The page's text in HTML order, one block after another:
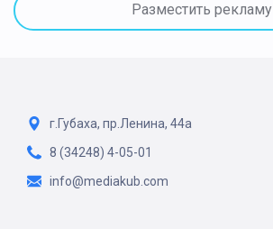
Разместить рекламу
г.Губаха, пр.Ленина, 44а
8 (34248) 4-05-01
info@mediakub.com